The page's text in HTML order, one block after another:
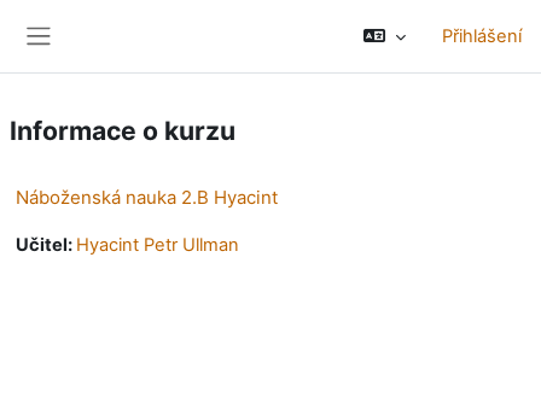
Přihlášení
Informace o kurzu
Náboženská nauka 2.B Hyacint
Učitel: Hyacint Petr Ullman